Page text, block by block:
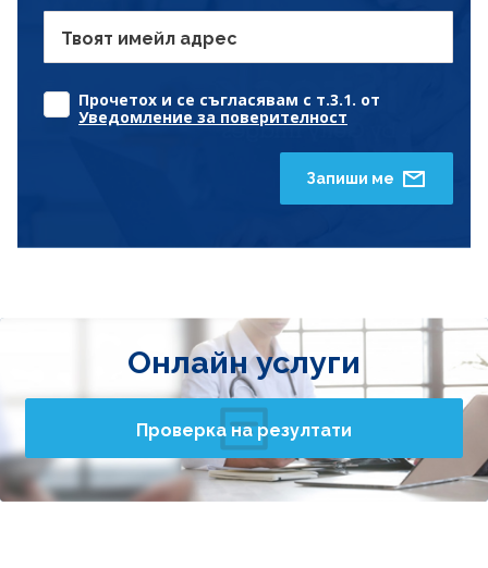
Твоят имейл адрес
Прочетох и се съгласявам с т.3.1. от
Уведомление за поверителност
Запиши ме
Онлайн услуги
Проверка на резултати